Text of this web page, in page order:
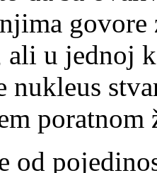
govore
ali u jednoj
nukleus